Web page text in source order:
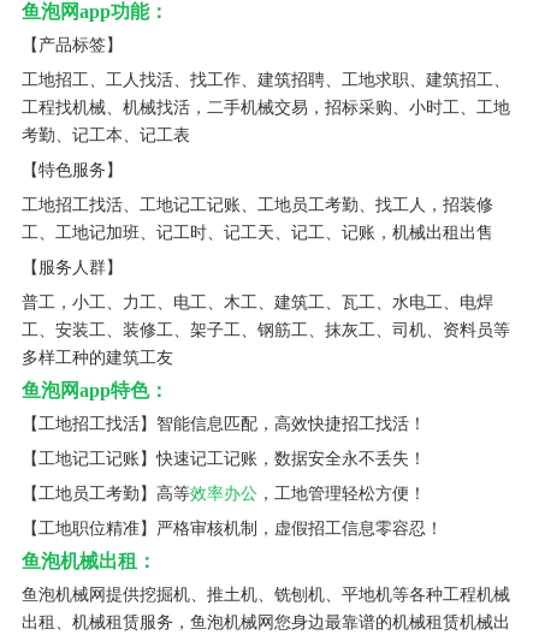
鱼泡网app功能：
【产品标签】
工地招工、工人找活、找工作、建筑招聘、工地求职、建筑招工、
工程找机械、机械找活，二手机械交易，招标采购、小时工、工地
考勤、记工本、记工表
【特色服务】
工地招工找活、工地记工记账、工地员工考勤、找工人，招装修
工、工地记加班、记工时、记工天、记工、记账，机械出租出售
【服务人群】
普工，小工、力工、电工、木工、建筑工、瓦工、水电工、电焊
工、安装工、装修工、架子工、钢筋工、抹灰工、司机、资料员等
多样工种的建筑工友
鱼泡网app特色：
【工地招工找活】智能信息匹配，高效快捷招工找活！
【工地记工记账】快速记工记账，数据安全永不丢失！
【工地员工考勤】高等效率办公，工地管理轻松方便！
【工地职位精准】严格审核机制，虚假招工信息零容忍！
鱼泡机械出租：
鱼泡机械网提供挖掘机、推土机、铣刨机、平地机等各种工程机械
出租、机械租赁服务，鱼泡机械网您身边最靠谱的机械租赁机械出